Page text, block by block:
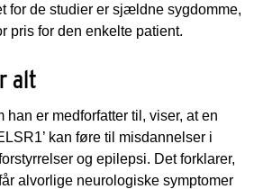
for de studier er sjældne sygdomme,
pris for den enkelte patient.
alt
han er medforfatter til, viser, at en
kan føre til misdannelser i
og epilepsi. Det forklarer,
alvorlige neurologiske symptomer